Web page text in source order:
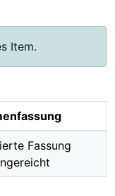
Item.
Fassung